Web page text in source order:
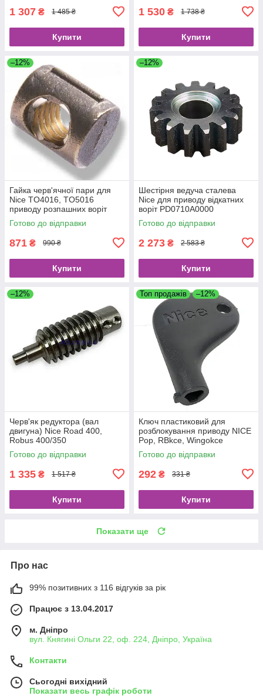
1 307 ₴ 1 485 ₴
Купити
1 530 ₴ 1 738 ₴
Купити
–12%
Гайка черв'ячної пари для
Nice TO4016, TO5016
приводу розпашних воріт
PMD1159R04.4610
Готово до відправки
871 ₴ 990 ₴
Купити
–12%
Шестірня ведуча сталева
Nice для приводу відкатних
воріт PD0710A0000
Готово до відправки
2 273 ₴ 2 583 ₴
Купити
–12%
Черв'як редуктора (вал
двигуна) Nice Road 400,
Robus 400/350
(PMD1501R05.4610)
Готово до відправки
1 335 ₴ 1 517 ₴
Купити
Топ продажів –12%
Ключ пластиковий для
розблокування приводу NICE
Pop, RBkce, Wingokce
PPD1244A.4540
Готово до відправки
292 ₴ 331 ₴
Купити
Показати ще
Про нас
99% позитивних з 116 відгуків за рік
Працює з 13.04.2017
м. Дніпро
вул. Княгині Ольги 22, оф. 224, Дніпро, Україна
Контакти
Сьогодні вихідний
Показати весь графік роботи